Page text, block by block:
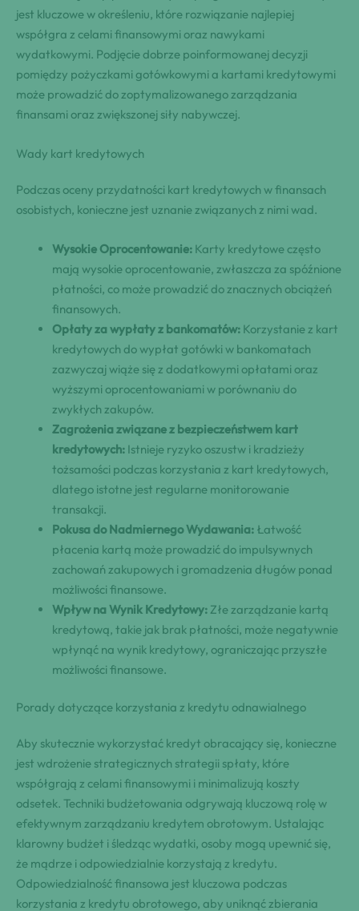
jest kluczowe w określeniu, które rozwiązanie najlepiej
współgra z celami finansowymi oraz nawykami
wydatkowymi. Podjęcie dobrze poinformowanej decyzji
pomiędzy pożyczkami gotówkowymi a kartami kredytowymi
może prowadzić do zoptymalizowanego zarządzania
finansami oraz zwiększonej siły nabywczej.
Wady kart kredytowych
Podczas oceny przydatności kart kredytowych w finansach
osobistych, konieczne jest uznanie związanych z nimi wad.
Wysokie Oprocentowanie: Karty kredytowe często
mają wysokie oprocentowanie, zwłaszcza za spóźnione
płatności, co może prowadzić do znacznych obciążeń
finansowych.
Opłaty za wypłaty z bankomatów: Korzystanie z kart
kredytowych do wypłat gotówki w bankomatach
zazwyczaj wiąże się z dodatkowymi opłatami oraz
wyższymi oprocentowaniami w porównaniu do
zwykłych zakupów.
Zagrożenia związane z bezpieczeństwem kart
kredytowych: Istnieje ryzyko oszustw i kradzieży
tożsamości podczas korzystania z kart kredytowych,
dlatego istotne jest regularne monitorowanie
transakcji.
Pokusa do Nadmiernego Wydawania: Łatwość
płacenia kartą może prowadzić do impulsywnych
zachowań zakupowych i gromadzenia długów ponad
możliwości finansowe.
Wpływ na Wynik Kredytowy: Złe zarządzanie kartą
kredytową, takie jak brak płatności, może negatywnie
wpłynąć na wynik kredytowy, ograniczając przyszłe
możliwości finansowe.
Porady dotyczące korzystania z kredytu odnawialnego
Aby skutecznie wykorzystać kredyt obracający się, konieczne
jest wdrożenie strategicznych strategii spłaty, które
współgrają z celami finansowymi i minimalizują koszty
odsetek. Techniki budżetowania odgrywają kluczową rolę w
efektywnym zarządzaniu kredytem obrotowym. Ustalając
klarowny budżet i śledząc wydatki, osoby mogą upewnić się,
że mądrze i odpowiedzialnie korzystają z kredytu.
Odpowiedzialność finansowa jest kluczowa podczas
korzystania z kredytu obrotowego, aby uniknąć zbierania